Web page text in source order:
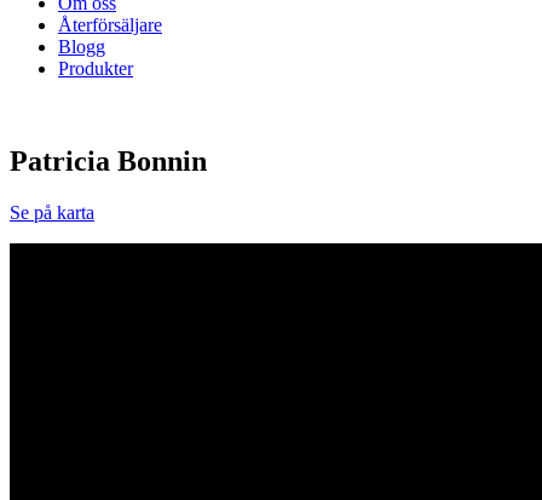
Återförsäljare
Blogg
Produkter
Patricia Bonnin
Se på karta